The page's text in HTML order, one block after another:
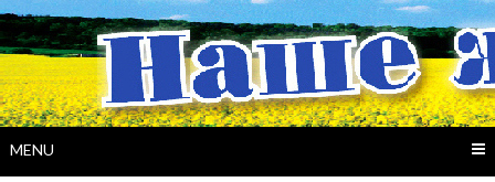
Skip
to
content
MENU